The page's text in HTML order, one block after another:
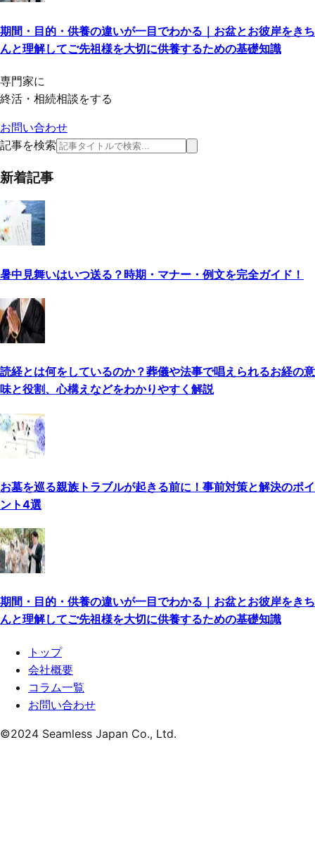
期間・目的・供養の違いが一目でわかる｜お盆とお彼岸をきち
んと理解してご先祖様を大切に供養するための基礎知識
専門家に
終活・相続相談をする
お問い合わせ
記事を検索
新着記事
暑中見舞いはいつ送る？時期・マナー・例文を完全ガイド！
読経とは何をしているのか？葬儀や法事で唱えられるお経の意
味と役割、心構えなどをわかりやすく解説
お墓を巡る親族トラブルが起きる前に！事前対策と解決のポイ
ント4選
期間・目的・供養の違いが一目でわかる｜お盆とお彼岸をきち
んと理解してご先祖様を大切に供養するための基礎知識
トップ
会社概要
コラム一覧
お問い合わせ
©2024 Seamless Japan Co., Ltd.